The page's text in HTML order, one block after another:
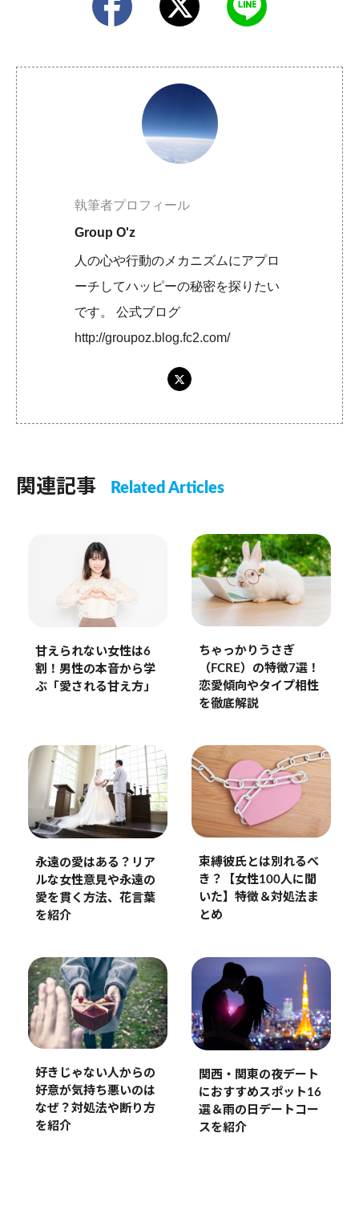
執筆者プロフィール
Group O'z
人の心や行動のメカニズムにアプロ
ーチしてハッピーの秘密を探りたい
です。 公式ブログ
http://groupoz.blog.fc2.com/
関連記事 Related Articles
甘えられない女性は6
割！男性の本音から学
ぶ「愛される甘え方」
ちゃっかりうさぎ
（FCRE）の特徴7選！
恋愛傾向やタイプ相性
を徹底解説
永遠の愛はある？リア
ルな女性意見や永遠の
愛を貫く方法、花言葉
を紹介
束縛彼氏とは別れるべ
き？【女性100人に聞
いた】特徴＆対処法ま
とめ
好きじゃない人からの
好意が気持ち悪いのは
なぜ？対処法や断り方
を紹介
関西・関東の夜デート
におすすめスポット16
選＆雨の日デートコー
スを紹介